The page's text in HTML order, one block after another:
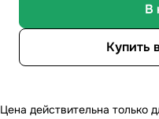
В
Купить
Цена действительна только